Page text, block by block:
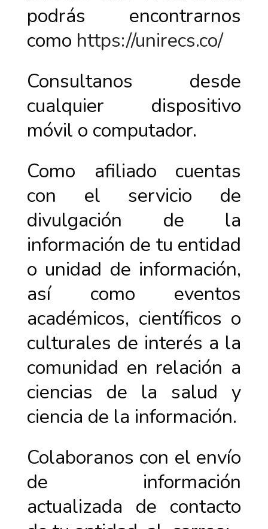
podrás encontrarnos
como https://unirecs.co/
Consultanos desde
cualquier dispositivo
móvil o computador.
Como afiliado cuentas
con el servicio de
divulgación de la
información de tu entidad
o unidad de información,
así como eventos
académicos, científicos o
culturales de interés a la
comunidad en relación a
ciencias de la salud y
ciencia de la información.
Colaboranos con el envío
de información
actualizada de contacto